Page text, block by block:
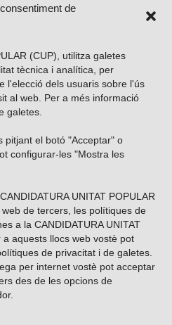
de
(CUP), utilitza galetes
tècnica i analítica, per
l'elecció dels usuaris sobre l'ús
al web. Per a més informació
galetes
pitjant el botó "Acceptar" o
configurar-les "Mostra les
UNITAT POPULAR
de tercers, les polítiques de
a la CANDIDATURA UNITAT
a aquests llocs web vostè pot
de privacitat i de galetes.
per internet vostè pot acceptar
des de les opcions de
al nostre butlletí?
xarxes socials